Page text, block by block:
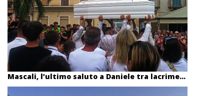
Mascali, l’ultimo saluto a Daniele tra lacrime...